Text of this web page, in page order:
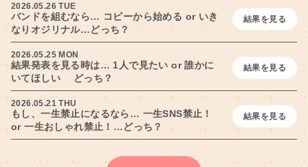
2026.05.26 TUE
バンドを組むなら… コピーから始める or いき
なりオジリナル…どっち？
結果を見る
2026.05.25 MON
結果発表を見る時は… 1人で見たい or 誰かに
いてほしい どっち？
結果を見る
2026.05.21 THU
もし、一生禁止になるなら… 一生SNS禁止！
or 一生おしゃれ禁止！…どっち？
結果を見る